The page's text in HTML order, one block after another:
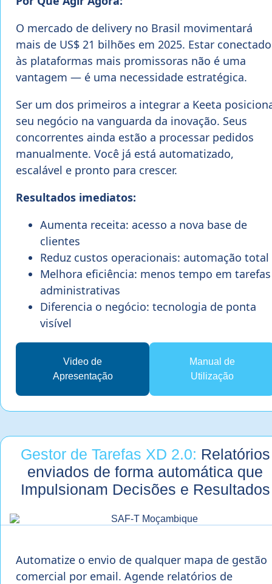
O mercado de delivery no Brasil movimentará
mais de US$ 21 bilhões em 2025. Estar conectado
às plataformas mais promissoras não é uma
vantagem — é uma necessidade estratégica.
Ser um dos primeiros a integrar a Keeta
seu negócio na vanguarda da inovação. Seus
concorrentes ainda estão a processar pedidos
manualmente. Você já está automatizado,
escalável e pronto para crescer.
Resultados imediatos:
Aumenta receita: acesso a nova base de
clientes
Reduz custos operacionais: automação total
Melhora eficiência: menos tempo em tarefas
administrativas
Diferencia o negócio: tecnologia de ponta
visível
Video de
Apresentação
Manual de
Utilização
Gestor de Tarefas XD 2.0: Relatórios
enviados de forma automática que
Impulsionam Decisões e Resultados
Automatize o envio de qualquer mapa de gestão
comercial por email. Agende relatórios de